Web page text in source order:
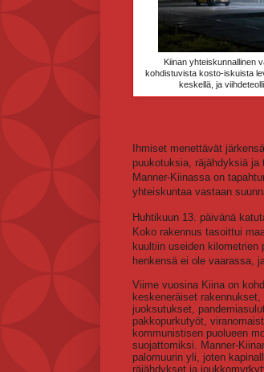
Kiinan yhteiskunnallinen
kohdistuvista kosto-iskuista
keskellä, ja
Ihmiset menettävät
puukotuksia, räjähdyksiä
Manner-Kiinassa on
yhteiskuntaa vastaan
Huhtikuun 13. päivänä
Koko rakennus tasoittui
kuultiin useiden kilometrien
henkensä ei ole vaarassa,
Viime vuosina Kiina on
keskeneräiset
juoksutukset,
pakkopurkutyöt,
kommunistisen puolueen
suojattomiksi. Manner-
palomuurin yli, joten
räjähdykset ja